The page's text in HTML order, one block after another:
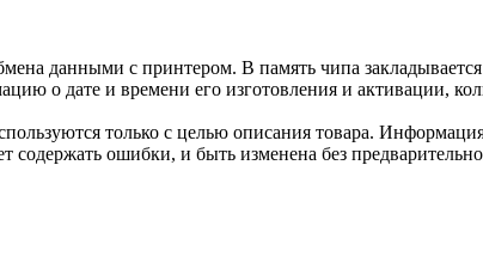
данными с принтером. В память чипа
о дате и времени его изготовления и активации,
только с целью описания товара.
ошибки, и быть изменена без